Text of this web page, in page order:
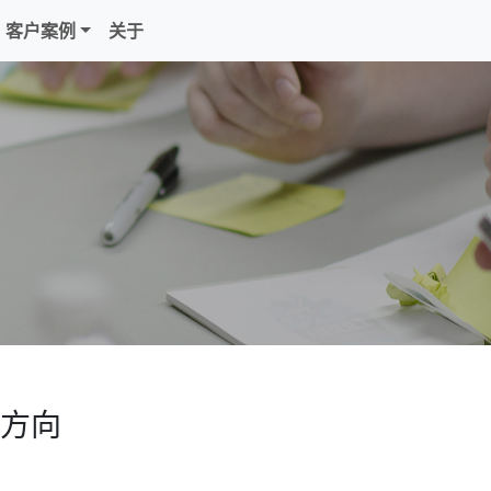
客户案例 关于
向